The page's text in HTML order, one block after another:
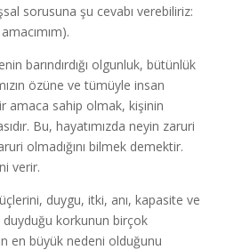
sorusuna şu cevabı verebiliriz:
barındırdığı olgunluk, bütünlük
özüne ve tümüyle insan
amaca sahip olmak, kişinin
Bu, hayatımızda neyin zaruri
olmadığını bilmek demektir.
verir.
duygu, itki, anı, kapasite ve
duyduğu korkunun birçok
en büyük nedeni olduğunu